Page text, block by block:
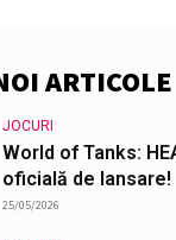
ARTICOLE
JOCURI
World of Tanks:
oficială de lansare!
25/05/2026